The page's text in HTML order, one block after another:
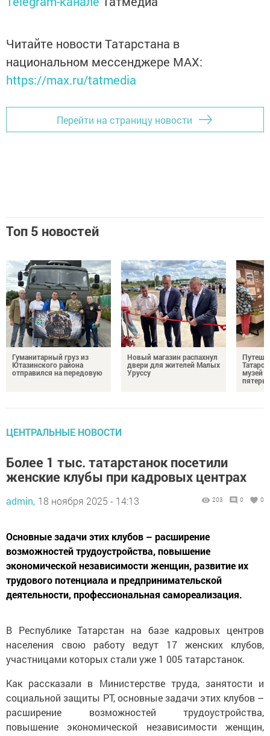
Читайте новости Татарстана в
национальном мессенджере MАХ:
https://max.ru/tatmedia
Перейти на страницу новости
Топ 5 новостей
Гуманитарный груз из
Ютазинского района
отправился на передовую
Новый магазин распахнул
двери для жителей Малых
Уруссу
музей
ЦЕНТРАЛЬНЫЕ НОВОСТИ
Более 1 тыс. татарстанок посетили
женские клубы при кадровых центрах
admin, 18 ноября 2025 - 14:13 203 0 0
Основные задачи этих клубов – расширение
возможностей трудоустройства, повышение
экономической независимости женщин, развитие их
трудового потенциала и предпринимательской
деятельности, профессиональная самореализация.
В Республике Татарстан на базе кадровых центров
населения свою работу ведут 17 женских клубов,
участницами которых стали уже 1 005 татарстанок.
Как рассказали в Министерстве труда, занятости и
социальной защиты РТ, основные задачи этих клубов –
расширение возможностей трудоустройства,
повышение экономической независимости женщин,